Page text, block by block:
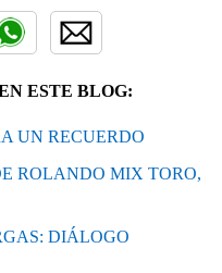
ESTE BLOG:
UN RECUERDO
ROLANDO MIX TORO,
DIÁLOGO